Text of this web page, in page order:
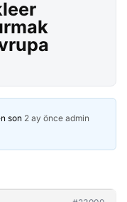
son 2 ay önce admin